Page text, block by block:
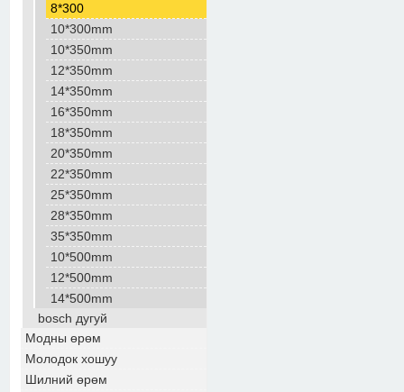
8*300
10*300mm
10*350mm
12*350mm
14*350mm
16*350mm
18*350mm
20*350mm
22*350mm
25*350mm
28*350mm
35*350mm
10*500mm
12*500mm
14*500mm
bosch дугуй
Модны өрөм
Молодок хошуу
Шилний өрөм